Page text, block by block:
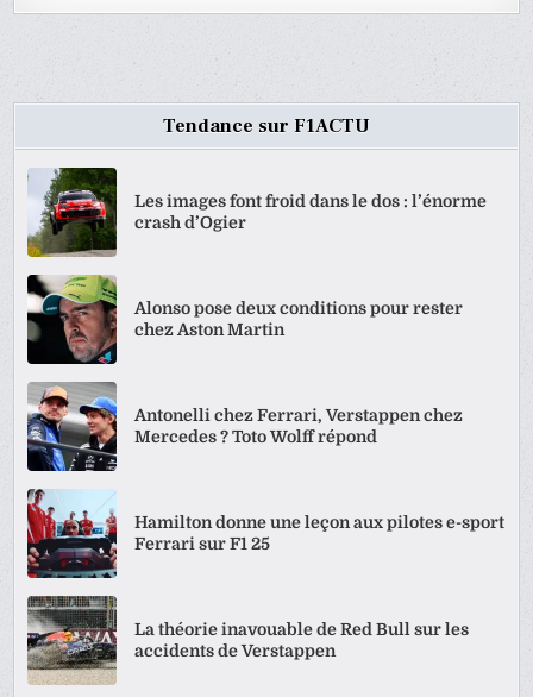
Tendance sur F1ACTU
Les images font froid dans le dos : l’énorme
crash d’Ogier
Alonso pose deux conditions pour rester
chez Aston Martin
Antonelli chez Ferrari, Verstappen chez
Mercedes ? Toto Wolff répond
Hamilton donne une leçon aux pilotes e-sport
Ferrari sur F1 25
La théorie inavouable de Red Bull sur les
accidents de Verstappen